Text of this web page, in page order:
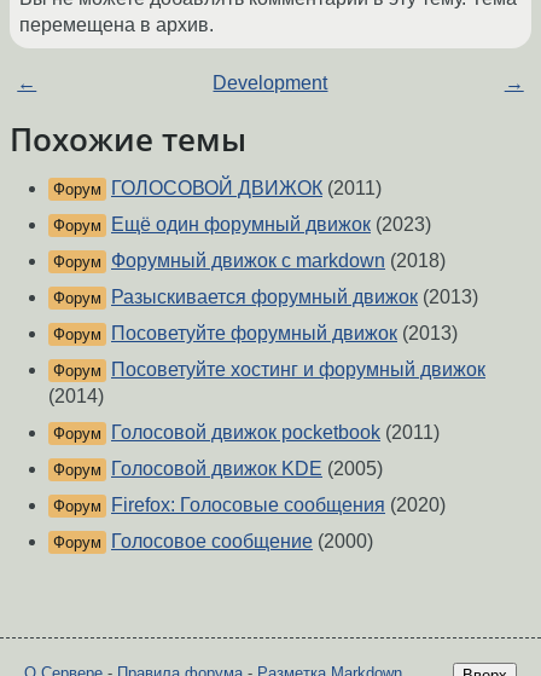
перемещена в архив.
← Development →
Похожие темы
Форум ГОЛОСОВОЙ ДВИЖОК (2011)
Форум Ещё один форумный движок (2023)
Форум Форумный движок с markdown (2018)
Форум Разыскивается форумный движок (2013)
Форум Посоветуйте форумный движок (2013)
Форум
Посоветуйте хостинг и форумный движок
(2014)
Форум Голосовой движок pocketbook (2011)
Форум Голосовой движок KDE (2005)
Форум Firefox: Голосовые сообщения (2020)
Форум Голосовое сообщение (2000)